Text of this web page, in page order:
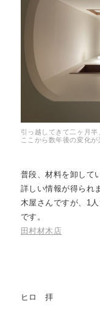
引っ越してきて二ヶ月
ここから数年後の変化が
普段、材料を卸して
詳しい情報が得られ
木屋さんですが、1
です。
田村材木店
ヒロ 拝